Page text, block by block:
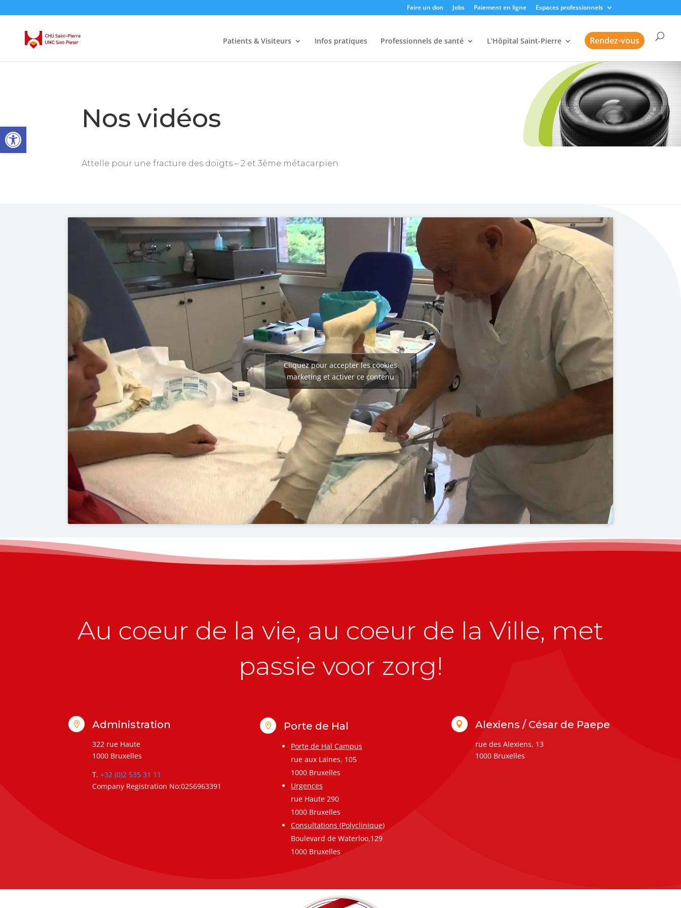
Ouvrir la barre d’outils
Faire un don Jobs Paiement en ligne Espaces professionnels
Patients & Visiteurs Infos pratiques Professionnels de santé L’Hôpital Saint-Pierre Rendez-vous
Nos vidéos
Attelle pour une fracture des doigts – 2 et 3ème métacarpien
Cliquez pour accepter les cookies
marketing et activer ce contenu
Au coeur de la vie, au coeur de la Ville, met
passie voor zorg!
 Administration
322 rue Haute
1000 Bruxelles
T. +32 (0)2 535 31 11
Company Registration No:0256963391
 Porte de Hal
Porte de Hal Campus
rue aux Laines, 105
1000 Bruxelles
Urgences
rue Haute 290
1000 Bruxelles
Consultations (Polyclinique)
Boulevard de Waterloo,129
1000 Bruxelles
 Alexiens / César de Paepe
rue des Alexiens, 13
1000 Bruxelles